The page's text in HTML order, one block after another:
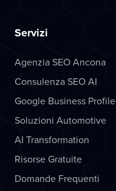
Servizi
Agenzia SEO Ancona
Consulenza SEO AI
Google Business Profile
Soluzioni Automotive
AI Transformation
Risorse Gratuite
Domande Frequenti